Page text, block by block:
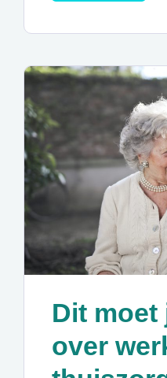
Dit moet
over